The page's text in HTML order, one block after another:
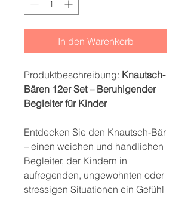
In den Warenkorb
Produktbeschreibung: Knautsch-
Bären 12er Set – Beruhigender
Begleiter für Kinder
Entdecken Sie den Knautsch-Bär
– einen weichen und handlichen
Begleiter, der Kindern in
aufregenden, ungewohnten oder
stressigen Situationen ein Gefühl